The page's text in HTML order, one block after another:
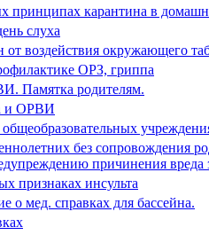
принципах карантина в
слуха
от воздействия окружающего
ОРЗ, гриппа
Памятка родителям.
и ОРВИ
без сопровождения
причинения
признаках инсульта
о мед. справках для бассейна.